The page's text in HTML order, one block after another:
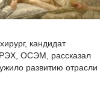
кандидат
ОСЭМ, рассказал
развитию отрасли